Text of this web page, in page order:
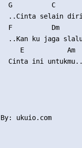
  G          C
..Cinta selain
  F          Dm
..Kan ku jaga
     E           Am
Cinta ini